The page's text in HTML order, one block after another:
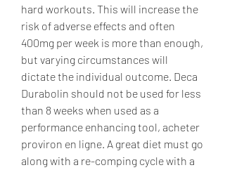
hard workouts. This will increase the
risk of adverse effects and often
400mg per week is more than enough,
but varying circumstances will
dictate the individual outcome. Deca
Durabolin should not be used for less
than 8 weeks when used as a
performance enhancing tool, acheter
proviron en ligne. A great diet must go
along with a re-comping cycle with a